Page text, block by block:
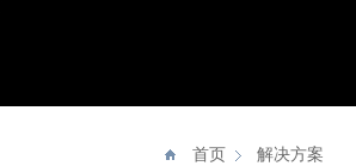
首页 解决方案